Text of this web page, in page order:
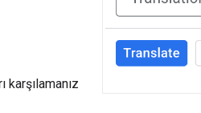
karşılamanız